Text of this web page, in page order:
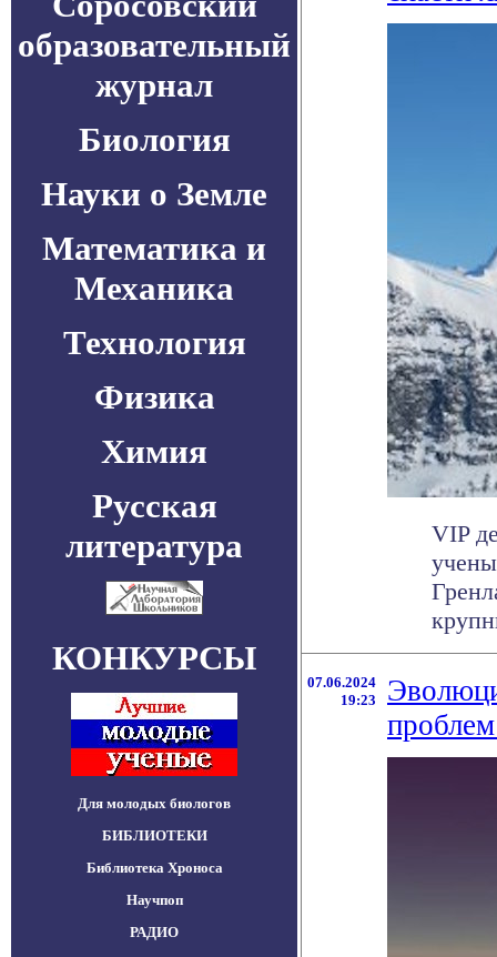
образовательный
журнал
Биология
Науки о Земле
Математика и
Механика
Технология
Физика
Химия
Русская
литература
КОНКУРСЫ
Для молодых биологов
БИБЛИОТЕКИ
Библиотека Хроноса
Научпоп
РАДИО
VIP
07.06.2024
19:23